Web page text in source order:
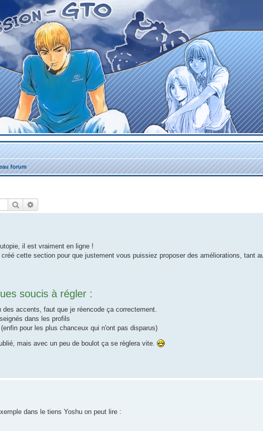
forum
Rechercher
il est vraiment en ligne !
cette section pour que justement vous puissiez proposer des améliorations, tant
soucis à régler :
accents, faut que je réencode ça correctement.
dans les profils
pour les plus chanceux qui n'ont pas disparus)
mais avec un peu de boulot ça se règlera vite.
dans le tiens Yoshu on peut lire :